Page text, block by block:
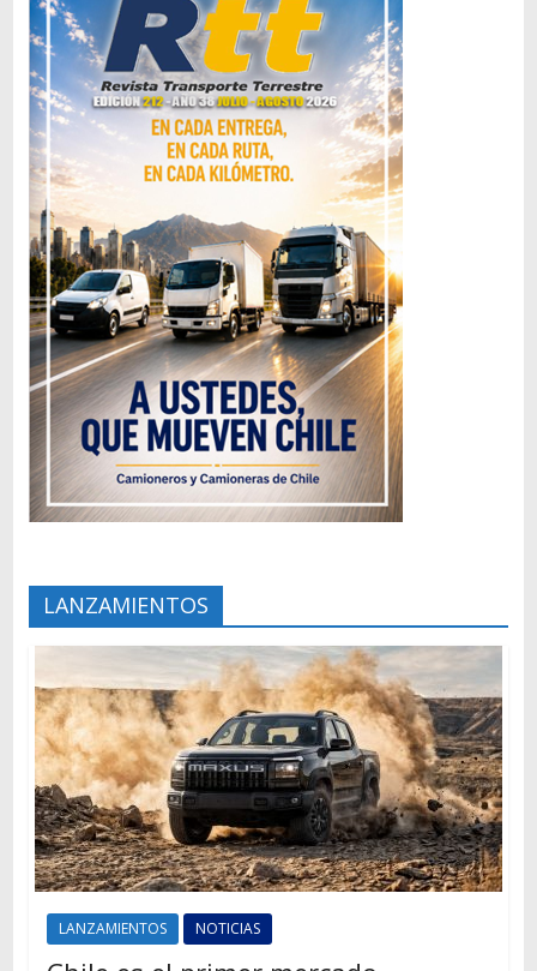
LANZAMIENTOS
LANZAMIENTOS NOTICIAS